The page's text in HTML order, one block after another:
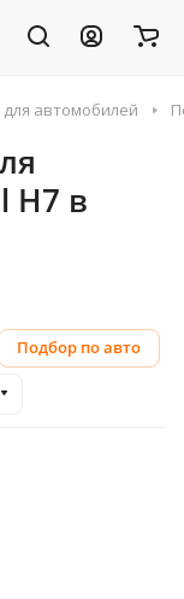
автомобилей
H7 в
Подбор по авто